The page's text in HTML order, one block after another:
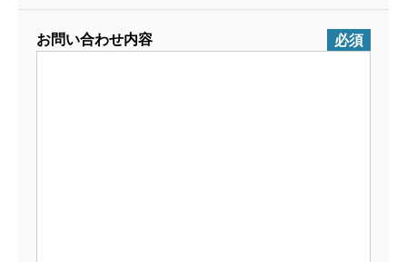
お問い合わせ内容 必須